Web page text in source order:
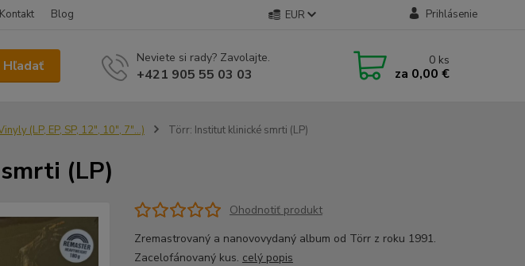
Kontakt Blog EUR Prihlásenie
Hľadať Neviete si rady? Zavolajte.
+421 905 55 03 03
0 ks
za 0,00 €
(LP, EP, SP, 12", 10", 7"...) Törr: Institut klinické smrti (LP)
(LP)
Ohodnotiť produkt
Zremastrovaný a nanovovydaný album od Törr z roku 1991.
Zacelofánovaný kus. celý popis